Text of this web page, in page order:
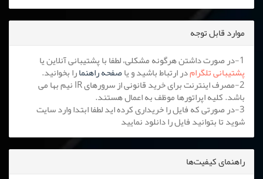
موارد قابل توجه
1-در صورت داشتن هرگونه مشکلی، لطفا با پشتیبانی آنلاین یا
پشتیبانی تلگرامدر ارتباط باشید و یاصفحه راهنمارا بخوانید.
2-مصرف اینترنت برای خرید قانونی از سرورهای IR نیم بها می
باشد. کلیه اپراتورها موظف به اعمال هستند.
3-در صورتی که فایل را خریداری کرده اید لطفا ابتدا وارد سایت
شوید تا بتوانید فایل را دانلود نمایید
راهنمای کیفیت‌ها